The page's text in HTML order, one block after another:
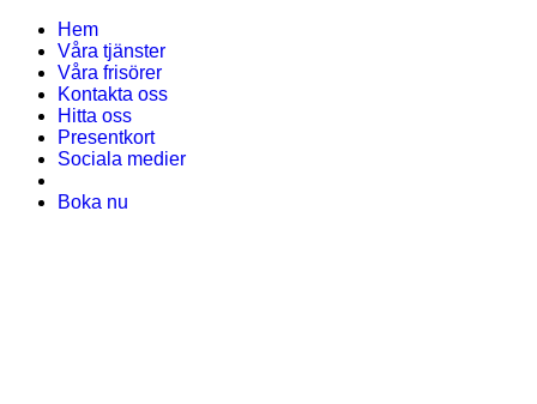
Hem
Våra tjänster
Våra frisörer
Kontakta oss
Hitta oss
Presentkort
Sociala medier
Boka nu